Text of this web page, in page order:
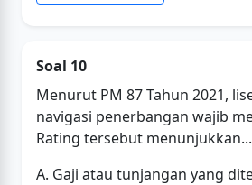
Soal 10
Menurut PM 87 Tahun 2021,
navigasi penerbangan wajib
Rating tersebut menunjukkan...
A. Gaji atau tunjangan yang